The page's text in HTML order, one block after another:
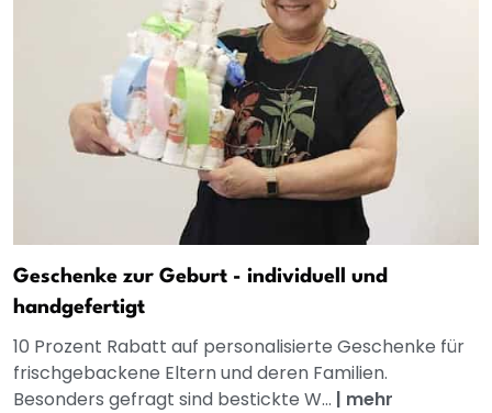
Geschenke zur Geburt - individuell und
handgefertigt
10 Prozent Rabatt auf personalisierte Geschenke für
frischgebackene Eltern und deren Familien.
Besonders gefragt sind bestickte W... | mehr